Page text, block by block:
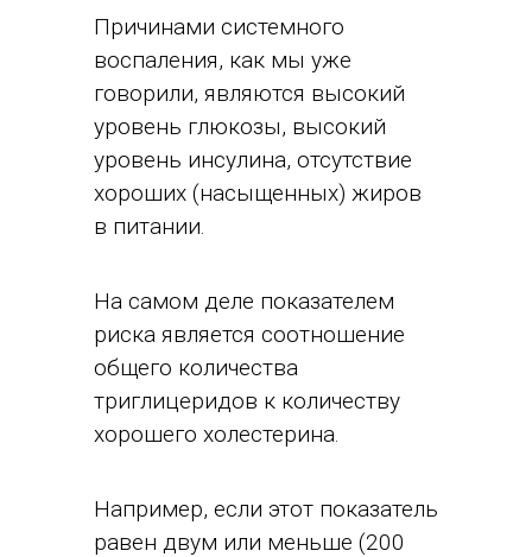
Причинами системного
воспаления, как мы уже
говорили, являются высокий
уровень глюкозы, высокий
уровень инсулина, отсутствие
хороших (насыщенных) жиров
в питании.
На самом деле показателем
риска является соотношение
общего количества
триглицеридов к количеству
хорошего холестерина.
Например, если этот показатель
равен двум или меньше (200